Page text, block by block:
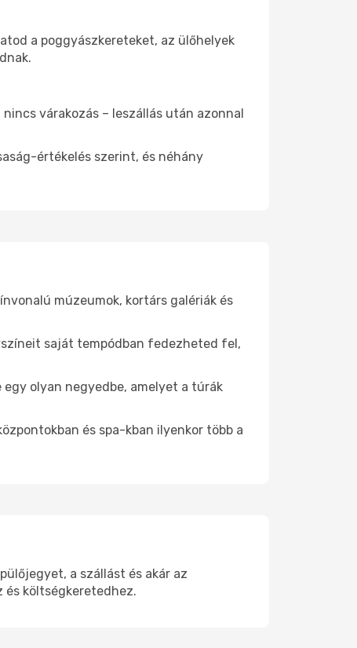
a poggyászkereteket, az ülőhelyek
várakozás – leszállás után azonnal
értékelés szerint, és néhány
múzeumok, kortárs galériák és
saját tempódban fedezheted fel,
olyan negyedbe, amelyet a túrák
és spa-kban ilyenkor több a
a szállást és akár az
és költségkeretedhez.